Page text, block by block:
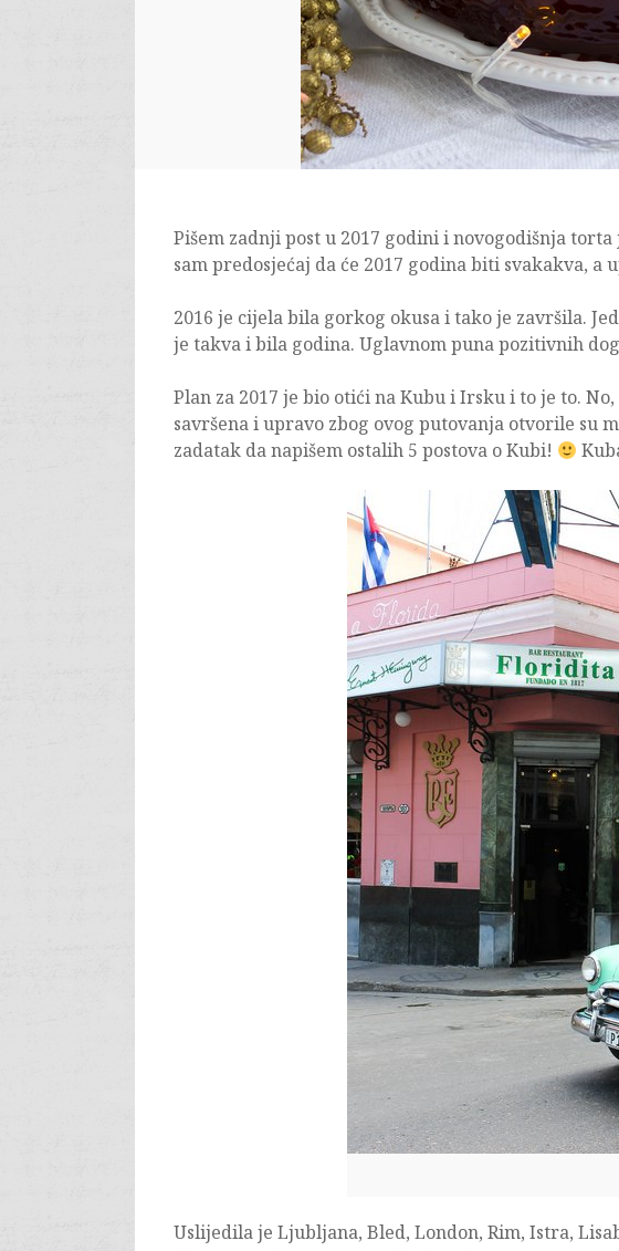
Pišem zadnji post u 2017 godini i novogodišnja
sam predosjećaj da će 2017 godina biti svakakva, a
2016 je cijela bila gorkog okusa i tako je završila.
je takva i bila godina. Uglavnom puna pozitivnih
Plan za 2017 je bio otići na Kubu i Irsku i to je to.
savršena i upravo zbog ovog putovanja otvorile su
zadatak da napišem ostalih 5 postova o Kubi!
Uslijedila je Ljubljana, Bled, London, Rim, Istra,